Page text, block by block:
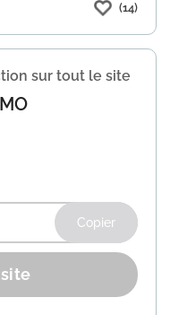
de 16%
Nintendo Switch
SpringGames
savoir plus
(14)
sur tout le site
Copier